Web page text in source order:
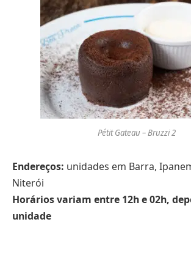
Pétit Gateau – Bruzzi 2
Endereços: unidades em Barra,
Niterói
Horários variam entre 12h e 02h,
unidade